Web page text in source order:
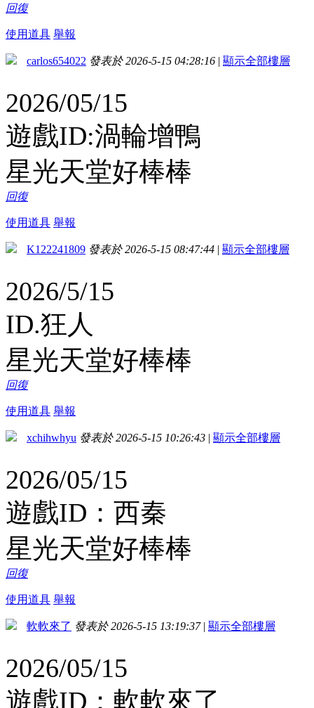
回復
使用道具 舉報
carlos654022 發表於 2026-5-15 04:28:16 | 顯示全部樓層
2026/05/15
遊戲ID:渦輪增鴨
星光天堂好棒棒
回復
使用道具 舉報
K122241809 發表於 2026-5-15 08:47:44 | 顯示全部樓層
2026/5/15
ID.狂人
星光天堂好棒棒
回復
使用道具 舉報
xchihwhyu 發表於 2026-5-15 10:26:43 | 顯示全部樓層
2026/05/15
遊戲ID：西秦
星光天堂好棒棒
回復
使用道具 舉報
軟軟來了 發表於 2026-5-15 13:19:37 | 顯示全部樓層
2026/05/15
遊戲ID：軟軟來了